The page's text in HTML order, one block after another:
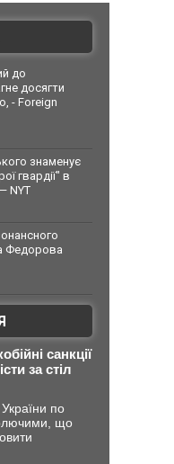
до
досягти
- Foreign
знаменує
гвардії" в
NYT
Федорова
санкції
за стіл
по
що